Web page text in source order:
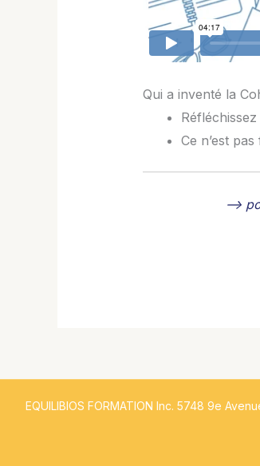
Qui a inventé la
Ce n’est
–>
EQUILIBIOS FORMATION Inc. 5748 9e